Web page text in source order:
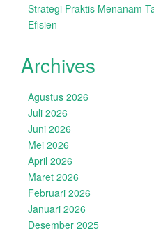
Strategi Praktis Menanam
Efisien
Archives
Agustus 2026
Juli 2026
Juni 2026
Mei 2026
April 2026
Maret 2026
Februari 2026
Januari 2026
Desember 2025